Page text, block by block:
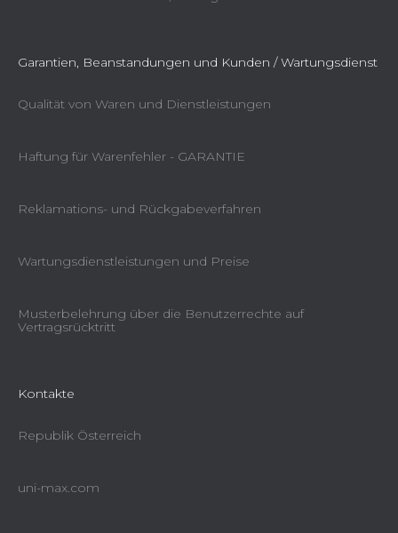
Garantien, Beanstandungen und Kunden / Wartungsdienst
Qualität von Waren und Dienstleistungen
Haftung für Warenfehler - GARANTIE
Reklamations- und Rückgabeverfahren
Wartungsdienstleistungen und Preise
Musterbelehrung über die Benutzerrechte auf
Vertragsrücktritt
Kontakte
Republik Österreich
uni-max.com